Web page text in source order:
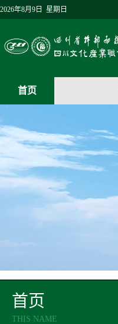
2026年8月9日 星期日
首页
首页
THIS NAME